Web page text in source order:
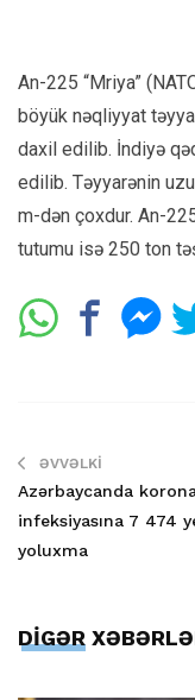
An-225 “Mriya”
böyük nəqliyyat
daxil edilib. İndiyə
edilib. Təyyarənin
m-dən çoxdur. An-
tutumu isə 250 ton
ƏVVƏLKI
Azərbaycanda
infeksiyasına 7 474
yoluxma
DİGƏR